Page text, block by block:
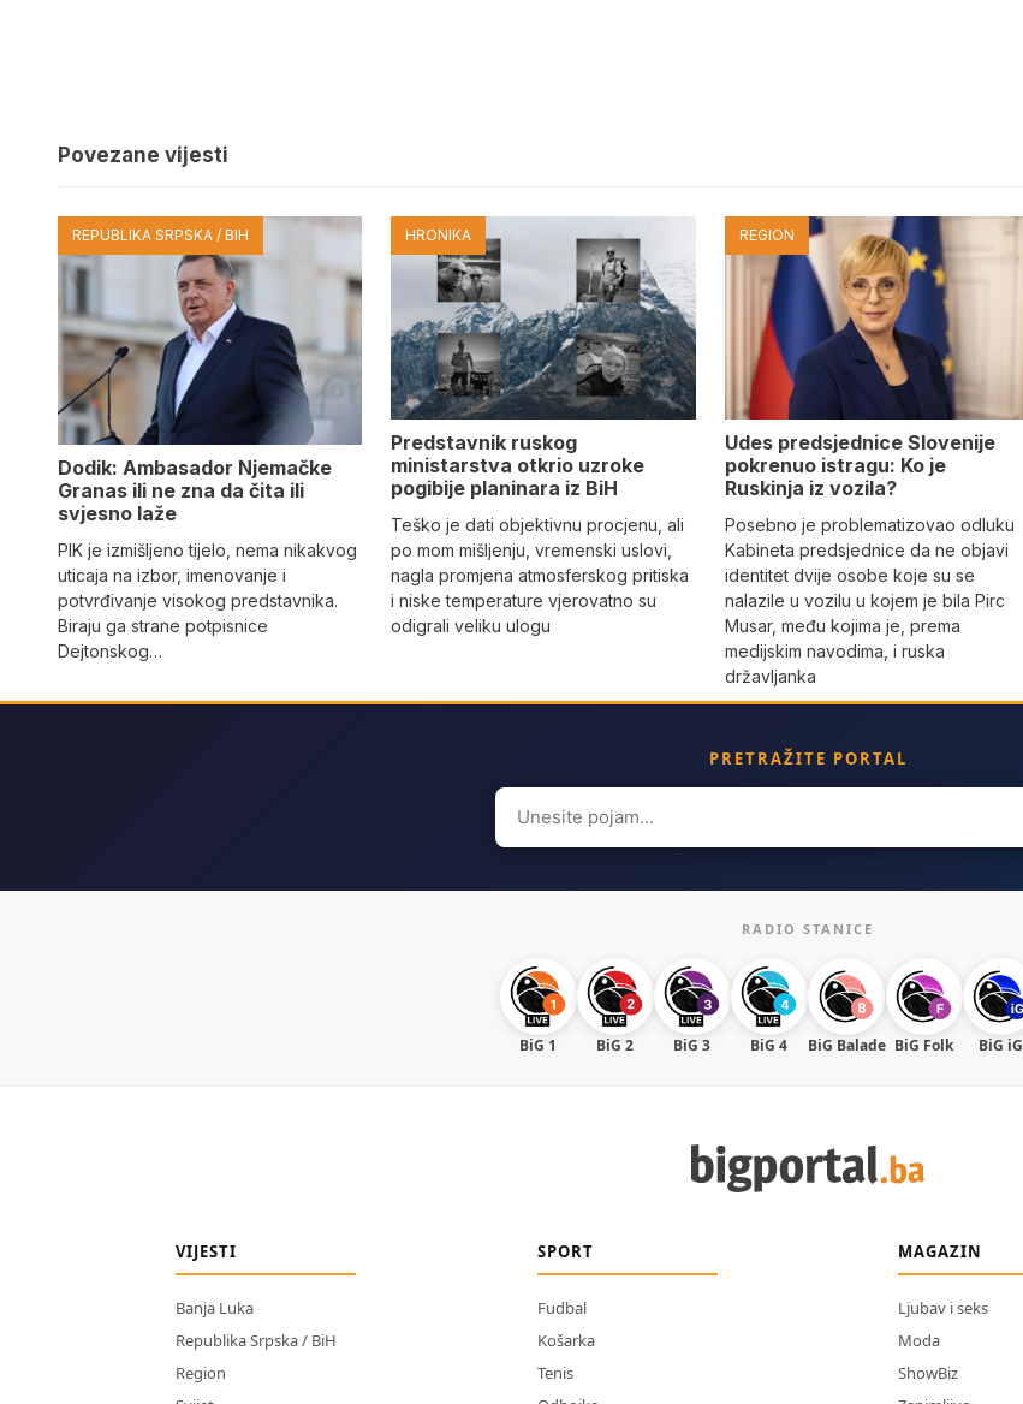
Povezane vijesti
REPUBLIKA SRPSKA / BIH
Dodik: Ambasador Njemačke
Granas ili ne zna da čita ili
svjesno laže
PIK je izmišljeno tijelo, nema nikakvog
uticaja na izbor, imenovanje i
potvrđivanje visokog predstavnika.
Biraju ga strane potpisnice
Dejtonskog…
HRONIKA
Predstavnik ruskog
ministarstva otkrio uzroke
pogibije planinara iz BiH
Teško je dati objektivnu procjenu, ali
po mom mišljenju, vremenski uslovi,
nagla promjena atmosferskog pritiska
i niske temperature vjerovatno su
odigrali veliku ulogu
REGION
Udes predsjednice Slovenije
pokrenuo istragu: Ko je
Ruskinja iz vozila?
Posebno je problematizovao odluku
Kabineta predsjednice da ne objavi
identitet dvije osobe koje su se
nalazile u vozilu u kojem je bila Pirc
Musar, među kojima je, prema
medijskim navodima, i ruska
državljanka
PRETRAŽITE PORTAL
Search
for:
RADIO STANICE
BiG 1 BiG 2 BiG 3 BiG 4 BiG Balade BiG Folk BiG iG
VIJESTI
Banja Luka
Republika Srpska / BiH
Region
SPORT
Fudbal
Košarka
Tenis
MAGAZIN
Ljubav i seks
Moda
ShowBiz